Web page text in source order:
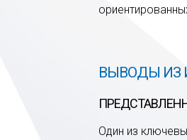
ВЫВОДЫ ИЗ
Один из